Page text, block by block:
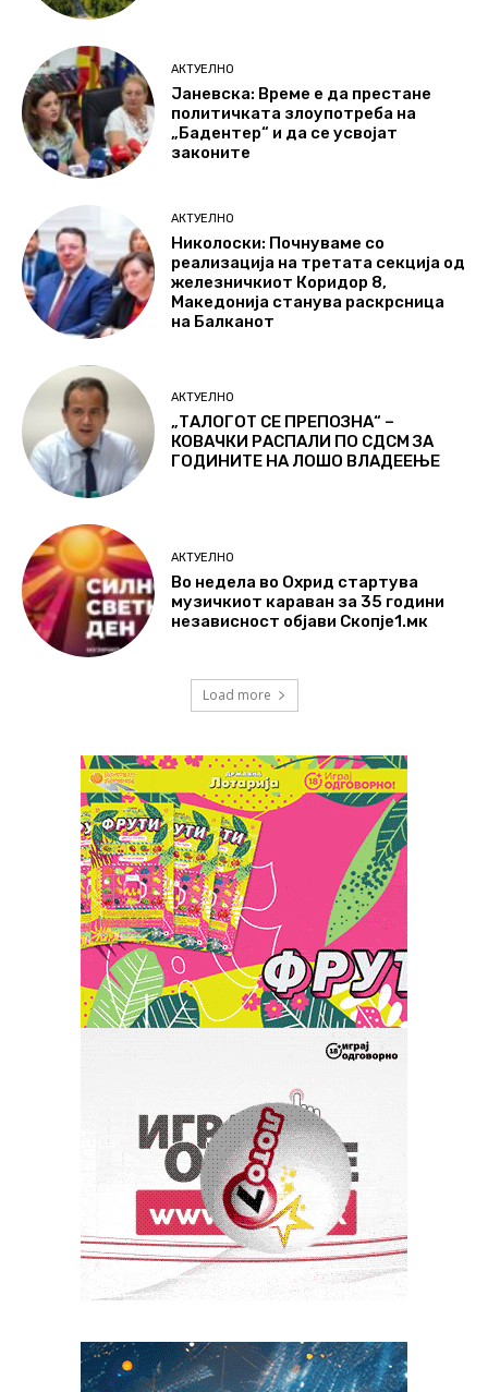
АКТУЕЛНО
Јаневска: Време е да престане
политичката злоупотреба на
„Бадентер“ и да се усвојат
законите
АКТУЕЛНО
Николоски: Почнуваме со
реализација на третата секција од
железничкиот Коридор 8,
Македонија станува раскрсница
на Балканот
АКТУЕЛНО
„ТАЛОГОТ СЕ ПРЕПОЗНА“ –
КОВАЧКИ РАСПАЛИ ПО СДСМ ЗА
ГОДИНИТЕ НА ЛОШО ВЛАДЕЕЊЕ
АКТУЕЛНО
Во недела во Охрид стартува
музичкиот караван за 35 години
независност објави Скопје1.мк
Load more